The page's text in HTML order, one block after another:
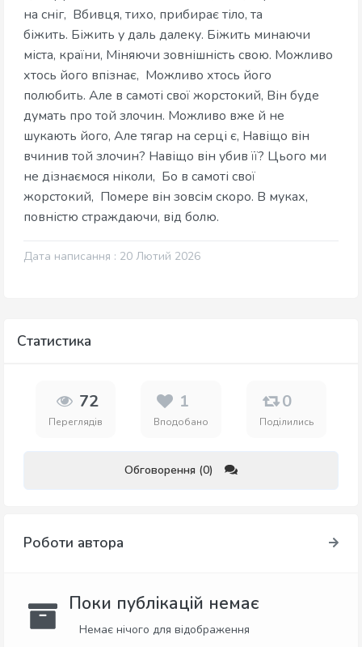
на сніг, Вбивця, тихо, прибирає тіло, та
біжить. Біжить у даль далеку. Біжить минаючи
міста, країни, Міняючи зовнішність свою. Можливо
хтось його впізнає, Можливо хтось його
полюбить. Але в самоті свої жорстокий, Він буде
думать про той злочин. Можливо вже й не
шукають його, Але тягар на серці є, Навіщо він
вчинив той злочин? Навіщо він убив її? Цього ми
не дізнаємося ніколи, Бо в самоті свої
жорстокий, Помере він зовсім скоро. В муках,
повністю страждаючи, від болю.
Дата написання : 20 Лютий 2026
Статистика
72
Переглядів
1
Вподобано
0
Поділились
Обговорення (0)
Роботи автора
Поки публікацій немає
Немає нічого для відображення